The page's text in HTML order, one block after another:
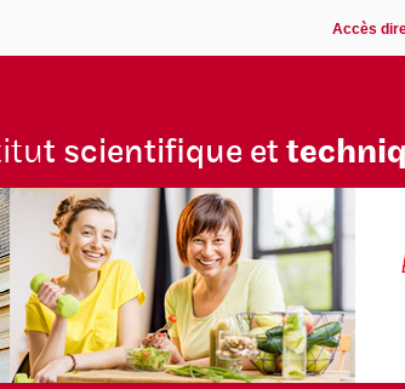
Accès
t scientifique et